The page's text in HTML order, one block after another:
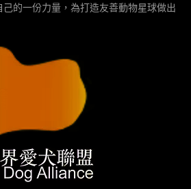
的一份力量，為打造友善動物星球做出